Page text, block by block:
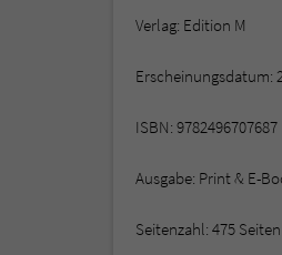
Verlag: Edition M
Erscheinungsdatum:
ISBN: 9782496707687
Ausgabe: Print & E-
Seitenzahl: 475 Seiten